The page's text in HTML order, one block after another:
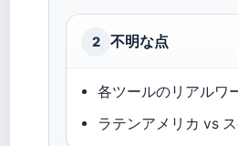
2 不明な点
各ツールのリアルワ
ラテンアメリカ vs